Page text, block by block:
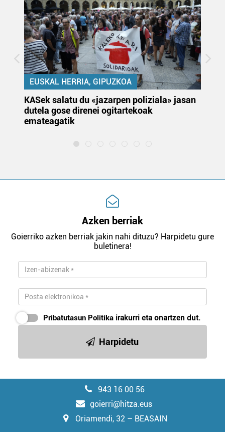
EUSKAL HERRIA, GIPUZKOA
KASek salatu du «jazarpen poliziala» jasan
dutela gose direnei ogitartekoak
emateagatik
Azken berriak
Goierriko azken berriak jakin nahi dituzu? Harpidetu gure
buletinera!
Pribatutasun Politika irakurri eta onartzen dut.
Harpidetu
943 16 00 56
goierri@hitza.eus
Oriamendi, 32 – BEASAIN